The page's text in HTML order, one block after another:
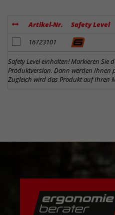
Artikel-Nr. Safety Level
Artikel zum Merkzettel hinzufügen
16723101
Safety Level einhalten! Markieren Sie
Produktversion. Dann werden Ihnen
Zugleich wird das Produkt auf Ihren